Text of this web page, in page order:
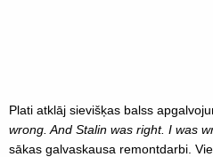
Plati atklāj sievišķas balss
wrong. And Stalin was right. I was
sākas galvaskausa remontdarbi.